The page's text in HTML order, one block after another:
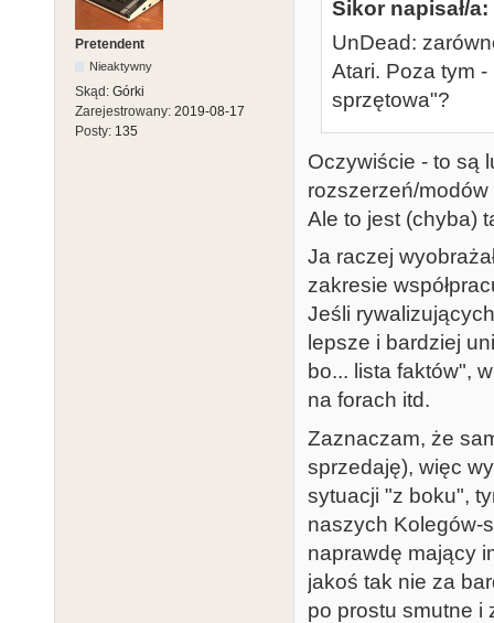
Pretendent
Nieaktywny
Skąd: Górki
Zarejestrowany: 2019-08-17
Posty: 135
Sikor napisał/a:
UnDead:
Atari. Poza tym
sprzętowa"?
Oczywiście - to są
rozszerzeń/
Ale to jest (chyba)
Ja raczej
zakresie
Jeśli
lepsze i bardziej
bo... lista faktów",
na forach itd.
Zaznaczam, że
sprzedaję), więc
sytuacji "z boku",
naszych Kolegów-
naprawdę mający
jakoś tak nie za
po prostu smutne i